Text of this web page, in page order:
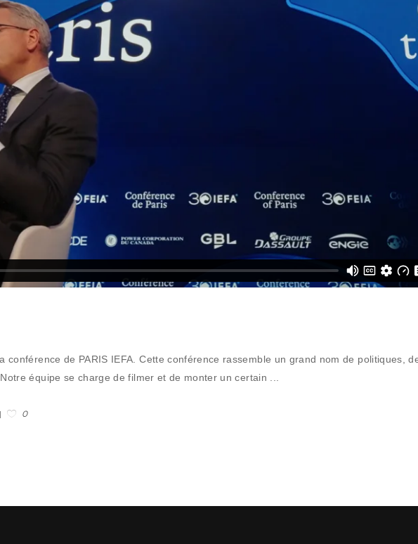
de PARIS IEFA. Cette conférence rassemble un grand nom de politiques,
équipe se charge de filmer et de monter un certain
0